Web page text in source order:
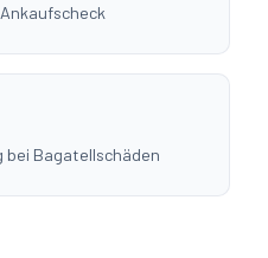
bei Bagatellschäden